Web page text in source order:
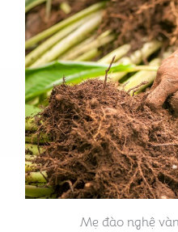
Mẹ đào nghệ